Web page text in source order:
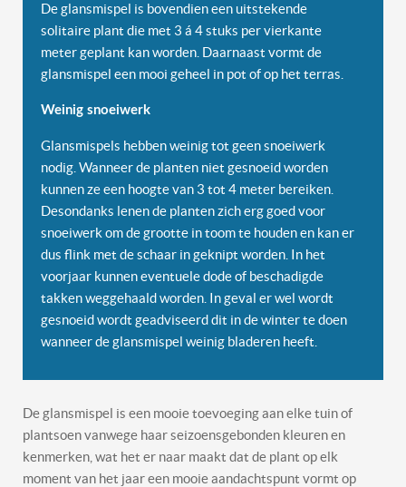
De glansmispel is bovendien een uitstekende
solitaire plant die met 3 á 4 stuks per vierkante
meter geplant kan worden. Daarnaast vormt de
glansmispel een mooi geheel in pot of op het terras.
Weinig snoeiwerk
Glansmispels hebben weinig tot geen snoeiwerk
nodig. Wanneer de planten niet gesnoeid worden
kunnen ze een hoogte van 3 tot 4 meter bereiken.
Desondanks lenen de planten zich erg goed voor
snoeiwerk om de grootte in toom te houden en kan er
dus flink met de schaar in geknipt worden. In het
voorjaar kunnen eventuele dode of beschadigde
takken weggehaald worden. In geval er wel wordt
gesnoeid wordt geadviseerd dit in de winter te doen
wanneer de glansmispel weinig bladeren heeft.
De glansmispel is een mooie toevoeging aan elke tuin of
plantsoen vanwege haar seizoensgebonden kleuren en
kenmerken, wat het er naar maakt dat de plant op elk
moment van het jaar een mooie aandachtspunt vormt op